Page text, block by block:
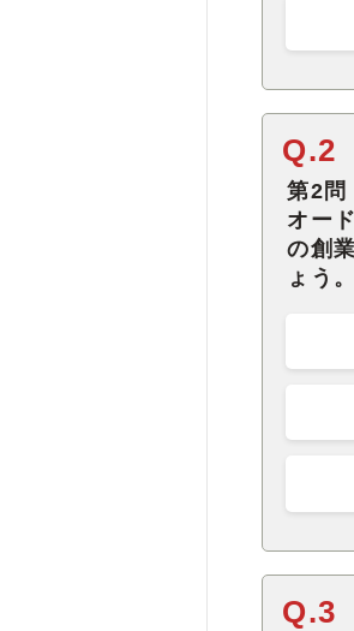
Q.2
第2問
オー
の創
ょう。
Q.3